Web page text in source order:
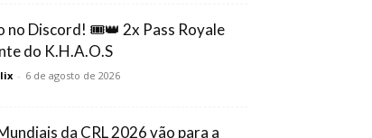
no Discord! 🎟️👑 2x Pass Royale
do K.H.A.O.S
- 6 de agosto de 2026
da CRL 2026 vão para a